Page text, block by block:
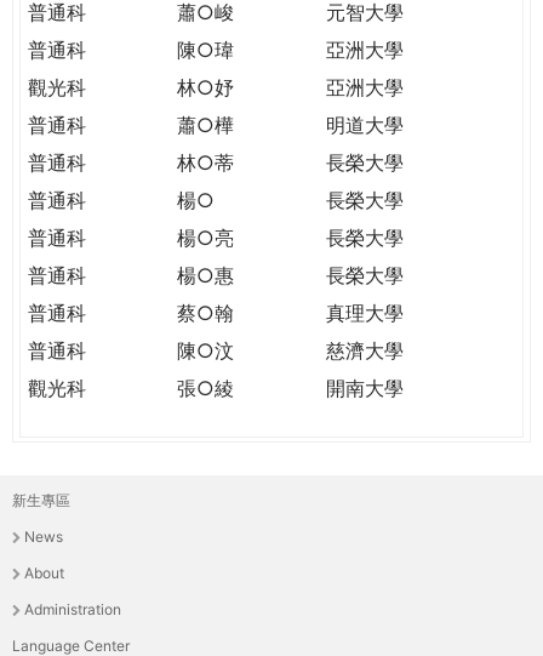
普通科 蕭○峻
元智大學
普通科
陳○瑋
亞洲大學
觀光科
林○妤
亞洲大學
普通科
蕭○樺
明道大學
普通科
林○蒂
長榮大學
普通科
楊○
長榮大學
普通科
楊○亮
長榮大學
普通科
楊○惠
長榮大學
普通科
蔡○翰
真理大學
普通科
陳○汶
慈濟大學
觀光科
張○綾 開南大學
主
選
單
新生專區
News
About
Administration
Language Center